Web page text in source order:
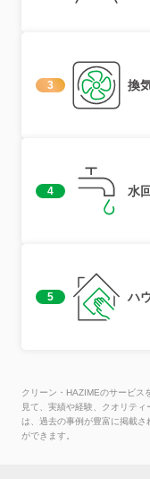
3 換
4 水
5 ハ
クリーン・HAZIMEのサービス
見て、実績や経験、クオリテ
は、過去の事例が豊富に掲載さ
ができます。